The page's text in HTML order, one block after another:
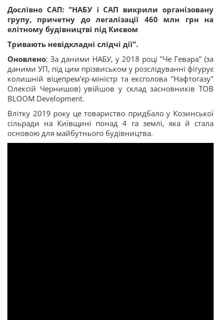
Дослівно САП: "НАБУ і САП викрили організовану
групу, причетну до легалізації 460 млн грн на
елітному будівництві під Києвом
Тривають невідкладні слідчі дії".
Оновлено: За даними НАБУ, у 2018 році "Че Гевара" (за
даними УП, під цим прізвиськом у розслідуванні фігурує
колишній віцепрем'єр-міністр та ексголова "Нафтогазу"
Олексій Чернишов) увійшов у склад засновників TОВ
BLOОM Development.
Влітку 2019 року це товариство придбало у Козинської
сільради на Київщині понад 4 га землі, яка й стала
основою для майбутнього будівництва.